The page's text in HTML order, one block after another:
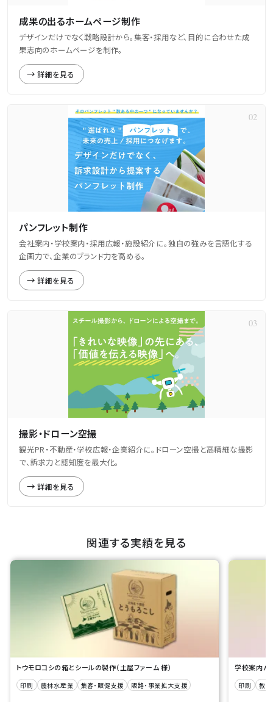
成果の出るホームページ制作
デザインだけでなく戦略設計から。集客・採用など、目的に合わせた成
果志向のホームページを制作。
詳細を見る
パンフレット制作
会社案内・学校案内・採用広報・施設紹介に。独自の強みを言語化する
企画力で、企業のブランド力を高める。
詳細を見る
撮影・ドローン空撮
観光PR・不動産・学校広報・企業紹介に。ドローン空撮と高精細な撮影
で、訴求力と認知度を最大化。
詳細を見る
関連する実績を見る
トウモロコシの箱とシールの製作（土屋ファーム 様）
印刷 農林水産業 集客・販促支援 販路・事業拡大支援
学校案内パ
印刷 教